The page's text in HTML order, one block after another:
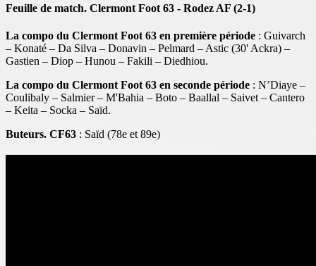
Feuille de match. Clermont Foot 63 - Rodez AF (2-1)
La compo du Clermont Foot 63 en première période : Guivarch
– Konaté – Da Silva – Donavin – Pelmard – Astic (30' Ackra) –
Gastien – Diop – Hunou – Fakili – Diedhiou.
La compo du Clermont Foot 63 en seconde période : N’Diaye –
Coulibaly – Salmier – M'Bahia – Boto – Baallal – Saivet – Cantero
– Keita – Socka – Saïd.
Buteurs. CF63 : Saïd (78e et 89e)